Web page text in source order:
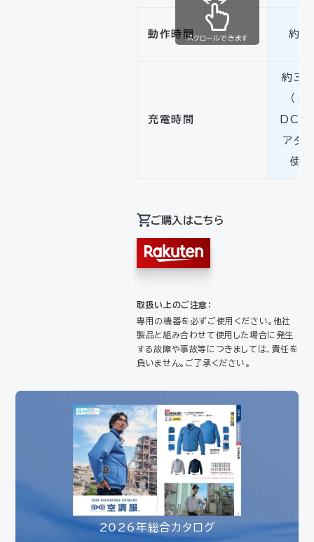
動作時間 約7
充電時間
約
（
アダ
使
スクロールできます
ご購入はこちら
取扱い上のご注意：
専用の機器を必ずご使用ください。他社
製品と組み合わせて使用した場合に発生
する故障や事故等につきましては、責任を
負いません。ご了承ください。
2026年総合カタログ